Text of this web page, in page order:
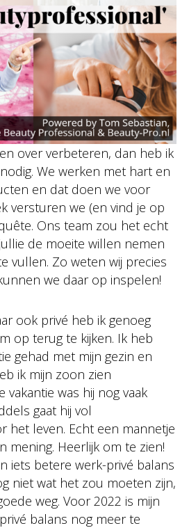
over verbeteren, dan heb ik
We werken met hart en
en dat doen we voor
versturen we (en vind je op
Ons team zou het echt
de moeite willen nemen
vullen. Zo weten wij precies
we daar op inspelen!
ook privé heb ik genoeg
op terug te kijken. Ik heb
gehad met mijn gezin en
ik mijn zoon zien
vakantie was hij nog vaak
gaat hij vol
het leven. Echt een mannetje
mening. Heerlijk om te zien!
iets betere werk-privé balans
niet wat het zou moeten zijn,
weg. Voor 2022 is mijn
balans nog meer te